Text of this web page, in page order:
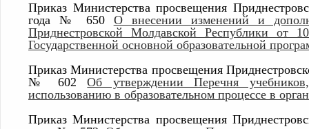
Приказ Министерства просвещения
года № 650 О внесении изменений и
Приднестровской Молдавской Республики
Государственной основной образовательной
Приказ Министерства просвещения
№ 602Об утверждении Перечня
использованию в образовательном процессе в
Приказ Министерства просвещения